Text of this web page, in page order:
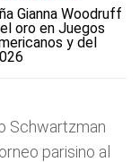
Gianna Woodruff
oro en Juegos
y del
Schwartzman
parisino al